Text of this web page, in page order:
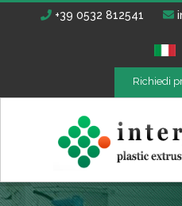
+39 0532 812541
Richiedi